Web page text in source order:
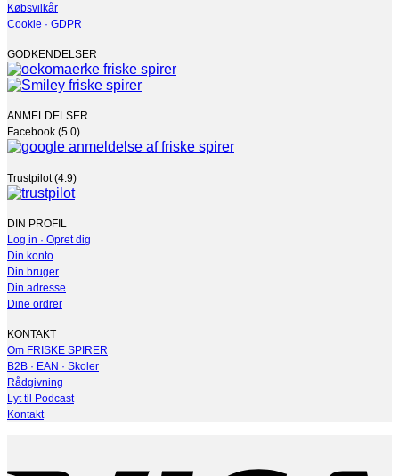
Købsvilkår
Cookie · GDPR
GODKENDELSER
ANMELDELSER
Facebook (5.0)
Trustpilot (4.9)
DIN PROFIL
Log in · Opret dig
Din konto
Din bruger
Din adresse
Dine ordrer
KONTAKT
Om FRISKE SPIRER
B2B · EAN · Skoler
Rådgivning
Lyt til Podcast
Kontakt